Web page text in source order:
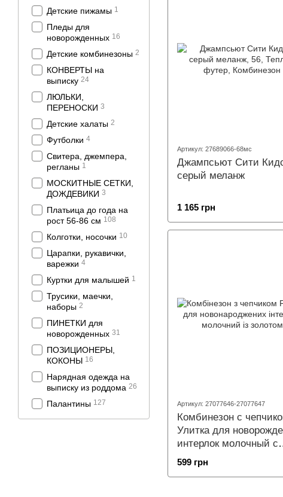
Артикул: 27689066-68мс
Джампсьют Сити
серый меланж
1 165 грн
Артикул: 27077646-27077647
Комбинезон с
Улитка для
интерлок молочный с
золотом
599 грн
Детские пижамы 1
Пледы для
новорожденных 16
Детские комбинезоны 2
КОНВЕРТЫ на
выписку 24
ЛЮЛЬКИ,
ПЕРЕНОСКИ 3
Детские халаты 2
Футболки 4
Свитера, джемпера,
регланы 1
МОСКИТНЫЕ СЕТКИ,
ДОЖДЕВИКИ 3
Платьица до года на
рост 56-86 см 108
Колготки, носочки 10
Царапки, рукавички,
варежки 4
Куртки для малышей 1
Трусики, маечки,
наборы 2
ПИНЕТКИ для
новорожденных 31
ПОЗИЦИОНЕРЫ,
КОКОНЫ 16
Нарядная одежда на
выписку из роддома 26
Палантины 127